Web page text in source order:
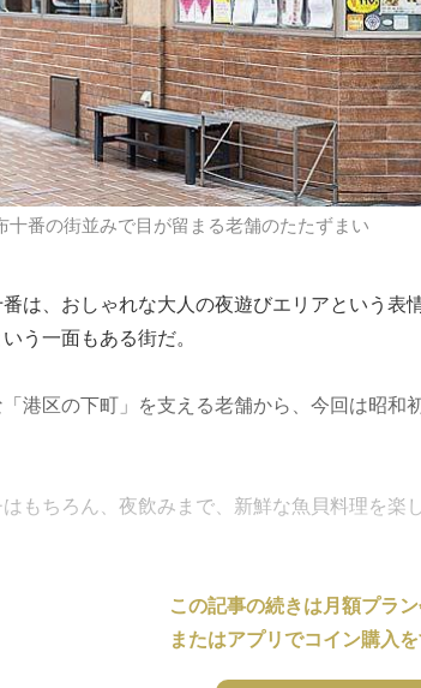
十番の街並みで目が留まる老舗のたたずまい
は、おしゃれな大人の夜遊びエリアという表
う一面もある街だ。
港区の下町」を支える老舗から、今回は昭和
もちろん、夜飲みまで、新鮮な魚貝料理を楽
この記事の続きは月額プラン
またはアプリでコイン購入